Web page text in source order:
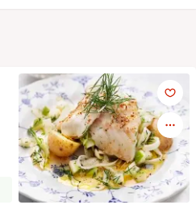
att tillaga
Fänkålsstekt torsk med